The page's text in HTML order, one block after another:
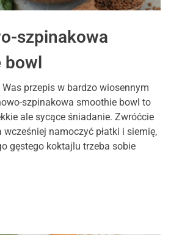
szpinakowa
przepis w bardzo wiosennym
szpinakowa smoothie bowl to
ale sycące śniadanie. Zwróćcie
wcześniej namoczyć płatki i siemię,
gęstego koktajlu trzeba sobie